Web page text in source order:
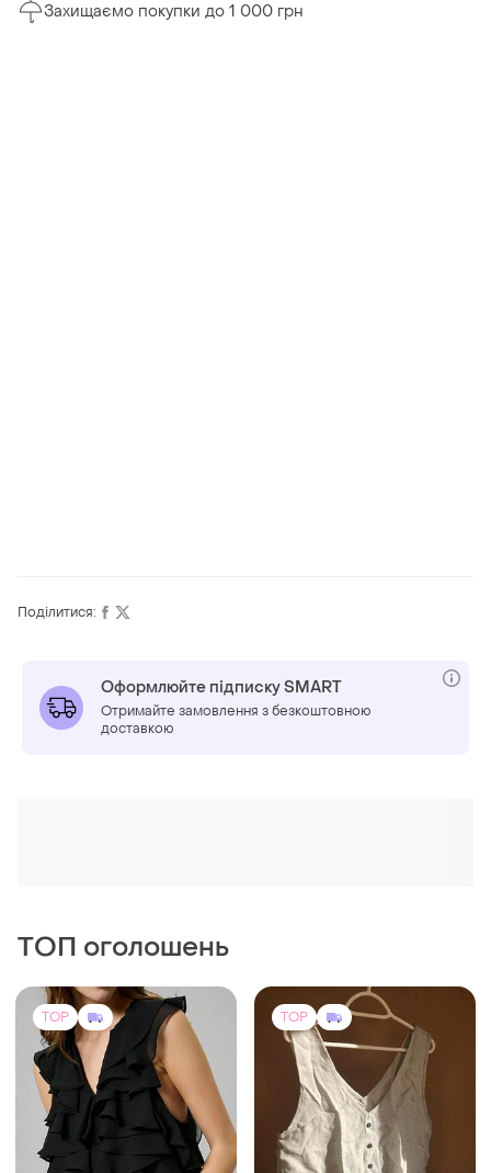
Захищаємо покупки до 1 000 грн
Поділитися:
Оформлюйте підписку SMART
Отримайте замовлення з безкоштовною
доставкою